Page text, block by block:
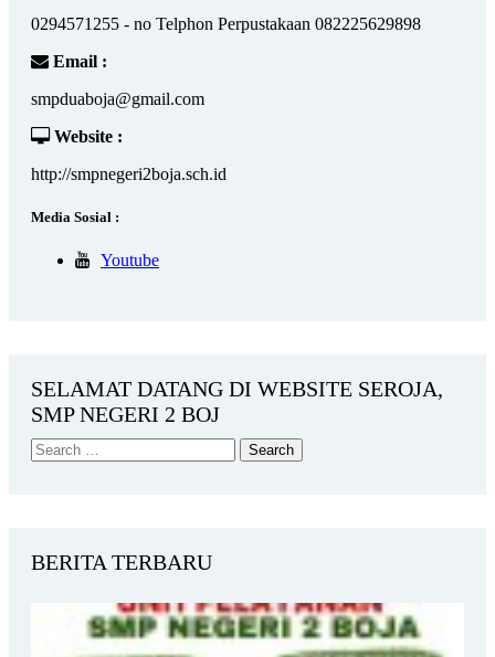
0294571255 - no Telphon Perpustakaan 082225629898
Email :
smpduaboja@gmail.com
Website :
http://smpnegeri2boja.sch.id
Media Sosial :
Youtube
SELAMAT DATANG DI WEBSITE SEROJA,
SMP NEGERI 2 BOJ
BERITA TERBARU